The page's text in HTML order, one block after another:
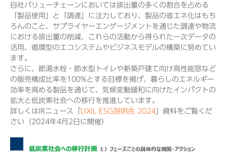
自社バリューチェーンにおいては排出量の多くの割合を占める
「製品使用」と「調達」に注力しており、製品の省エネ化はもち
ろんのこと、サプライヤーエンゲージメントを通じた調達や物流
における排出量の削減、これらの活動から得られた一次データの
活用、循環型のエコシステムやビジネスモデルの構築に努めてい
ます。
さらに、節湯水栓・節水型トイレや新築戸建て向け高性能窓など
の販売構成比率を100%とする目標を掲げ、暮らしのエネルギー
効率を高める製品を通じて、気候変動緩和に向けたインパクトの
拡大と低炭素社会への移行を推進しています。
詳しくはIRニュース「
LIXIL ESG説明会 2024 」資料をご覧くだ
さい（2024年4月2日に開催）